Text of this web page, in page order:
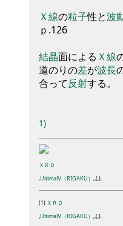
Ｘ線の粒子性と波
ｐ .126
結晶面による Ｘ線
道のりの差が波長
合って反射する。
1)
ＸＲＤ
,UitimaⅣ（RIGAKU） ,,(,).
(1) ＸＲＤ
,UitimaⅣ（RIGAKU） ,,(,).